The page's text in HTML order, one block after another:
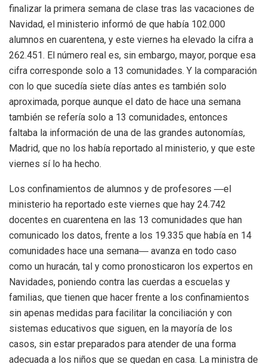
finalizar la primera semana de clase tras las vacaciones de
Navidad, el ministerio informó de que había 102.000
alumnos en cuarentena, y este viernes ha elevado la cifra a
262.451. El número real es, sin embargo, mayor, porque esa
cifra corresponde solo a 13 comunidades. Y la comparación
con lo que sucedía siete días antes es también solo
aproximada, porque aunque el dato de hace una semana
también se refería solo a 13 comunidades, entonces
faltaba la información de una de las grandes autonomías,
Madrid, que no los había reportado al ministerio, y que este
viernes sí lo ha hecho.
Los confinamientos de alumnos y de profesores ―el
ministerio ha reportado este viernes que hay 24.742
docentes en cuarentena en las 13 comunidades que han
comunicado los datos, frente a los 19.335 que había en 14
comunidades hace una semana― avanza en todo caso
como un huracán, tal y como pronosticaron los expertos en
Navidades, poniendo contra las cuerdas a escuelas y
familias, que tienen que hacer frente a los confinamientos
sin apenas medidas para facilitar la conciliación y con
sistemas educativos que siguen, en la mayoría de los
casos, sin estar preparados para atender de una forma
adecuada a los niños que se quedan en casa. La ministra de